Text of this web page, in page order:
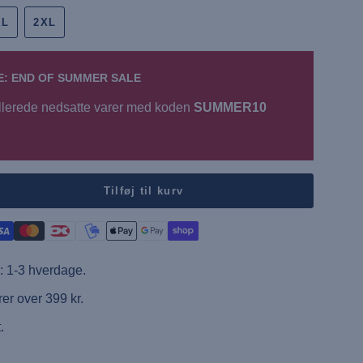
2XL
END OF SUMMER SALE
nedsatte varer med koden SUMMER10
Tilføj til kurv
1-3 hverdage.
over 399 kr.